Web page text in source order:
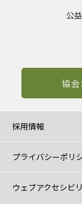
協
採用情報
プライバシーポリ
ウェブアクセシビ